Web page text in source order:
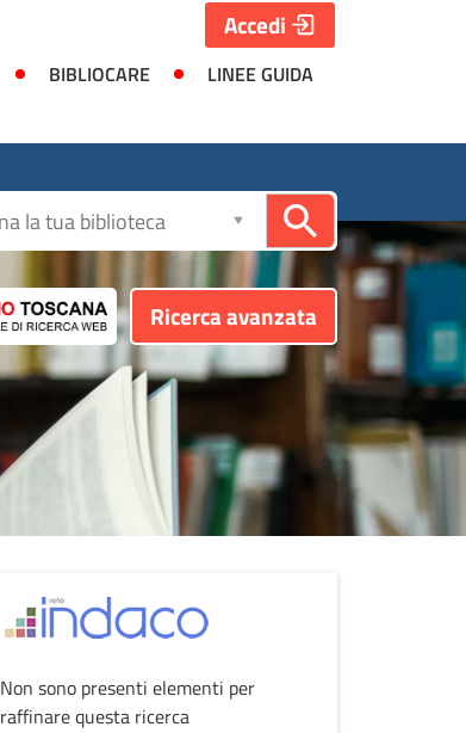
BIBLIOCARE
LINEE GUIDA
Accedi
Ricerca avanzata
Non sono presenti elementi per
raffinare questa ricerca